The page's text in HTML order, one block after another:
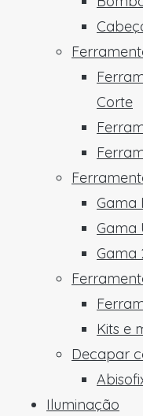
Corte
Gama
Gama
Gama
Kits e
Decapar
Iluminação